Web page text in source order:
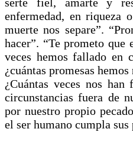
enfermedad, en riqueza
muerte nos separe”.
hacer”. “Te prometo que
veces hemos fallado en
¿cuántas promesas
¿Cuántas veces nos
circunstancias fuera de
por nuestro propio
el ser humano cumpla sus